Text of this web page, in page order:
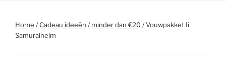
Home /Cadeau ideeën /minder dan €20 / Vouwpakket Ii
Samuraihelm